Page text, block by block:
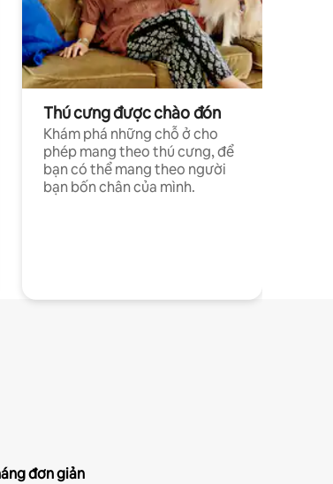
Thú cưng được chào đón
Khám phá những chỗ ở cho
phép mang theo thú cưng, để
bạn có thể mang theo người
bạn bốn chân của mình.
đơn giản